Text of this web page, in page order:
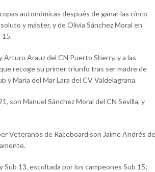
autonómicas después de ganar las cinco
y máster, y de Olivia Sánchez Moral en
15.
Arturo Arauz del CN Puerto Sherry, y a las
recoge su primer triunfo tras ser madre de
y María del Mar Lara del CV Valdelagrana.
son Manuel Sánchez Moral del CN Sevilla, y
Veteranos de Raceboard son Jaime Andrés
Sub 13, escoltada por los campeones Sub 15;